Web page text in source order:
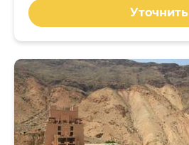
Уточнить